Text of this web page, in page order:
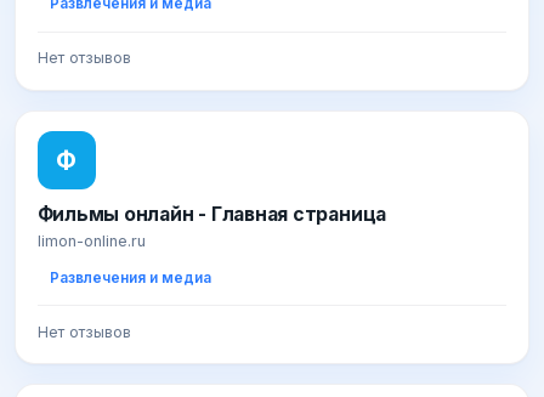
Развлечения и медиа
Нет отзывов
Ф
Фильмы онлайн - Главная страница
limon-online.ru
Развлечения и медиа
Нет отзывов